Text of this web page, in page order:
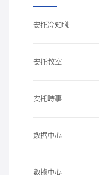
安托冷知職
安托教室
安托時事
数据中心
數據中心